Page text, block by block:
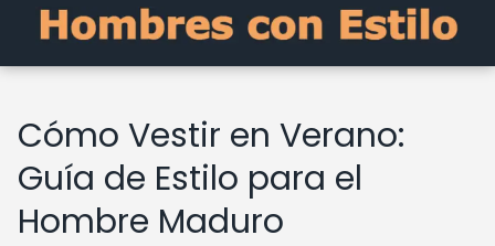
Cómo Vestir en Verano:
Guía de Estilo para el
Hombre Maduro